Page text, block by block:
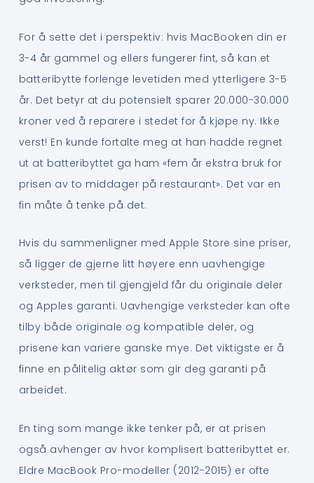
For å sette det i perspektiv: hvis MacBooken din er
3-4 år gammel og ellers fungerer fint, så kan et
batteribytte forlenge levetiden med ytterligere 3-5
år. Det betyr at du potensielt sparer 20.000-30.000
kroner ved å reparere i stedet for å kjøpe ny. Ikke
verst! En kunde fortalte meg at han hadde regnet
ut at batteribyttet ga ham «fem år ekstra bruk for
prisen av to middager på restaurant». Det var en
fin måte å tenke på det.
Hvis du sammenligner med Apple Store sine priser,
så ligger de gjerne litt høyere enn uavhengige
verksteder, men til gjengjeld får du originale deler
og Apples garanti. Uavhengige verksteder kan ofte
tilby både originale og kompatible deler, og
prisene kan variere ganske mye. Det viktigste er å
finne en pålitelig aktør som gir deg garanti på
arbeidet.
En ting som mange ikke tenker på, er at prisen
også avhenger av hvor komplisert batteribyttet er.
Eldre MacBook Pro-modeller (2012-2015) er ofte